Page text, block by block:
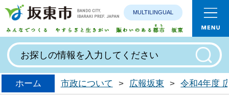
みんなで
MULTILINGUAL
ホーム 市政について > 広報坂東 > 令和4年度